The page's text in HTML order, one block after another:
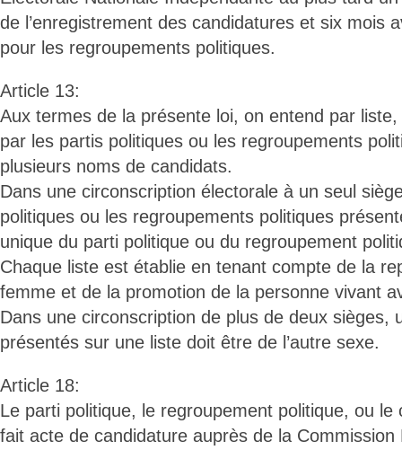
de l’enregistrement des candidatures et six mois
pour les regroupements politiques.
Article 13:
Aux termes de la présente loi, on entend par
par les partis politiques ou les regroupements
plusieurs noms de candidats.
Dans une circonscription électorale à un seul
politiques ou les regroupements politiques
unique du parti politique ou du regroupement
Chaque liste est établie en tenant compte de la
femme et de la promotion de la personne vivant
Dans une circonscription de plus de deux sièges,
présentés sur une liste doit être de l’autre sexe.
Article 18:
Le parti politique, le regroupement politique, ou le
fait acte de candidature auprès de la Commission